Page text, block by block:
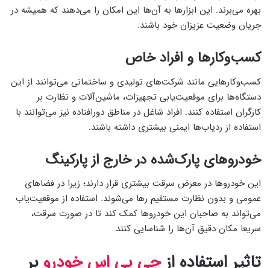
بهره‌ می‌برند. این ابزارها به آن‌ها این امکان را می‌دهند که همیشه در
جریان وضعیت عزیزان خود باشند.
کسب‌وکارها و افراد خاص
کسب‌وکارهایی مانند شرکت‌های تولیدی و ساختمانی می‌توانند از این
دستگاه‌‌ها برای موقعیت‌یابی تجهیزات، ماشین‌آلات و نظارت بر
کارگران استفاده کنند. افراد شاغل در مناطق دورافتاده نیز می‌توانند با
استفاده از ردیاب‌ها ایمنی بیشتری داشته باشند.
خودروهای پارک‌شده در خارج از پارکینگ
این خودروها در معرض سرقت بیشتری قرار دارند؛ زیرا در فضاهای
عمومی و بدون نظارت مستقیم رها می‌شوند. استفاده از موقعیت‌یاب
می‌تواند به صاحبان این خودروها کمک کند تا در صورت سرقت،
سریعا مکان دقیق آن‌ها را شناسایی کنند.
تاثیر استفاده ازجی پی اس خودرو بر